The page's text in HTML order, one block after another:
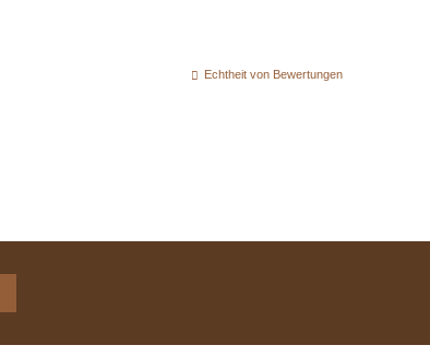
Echtheit von Bewertungen